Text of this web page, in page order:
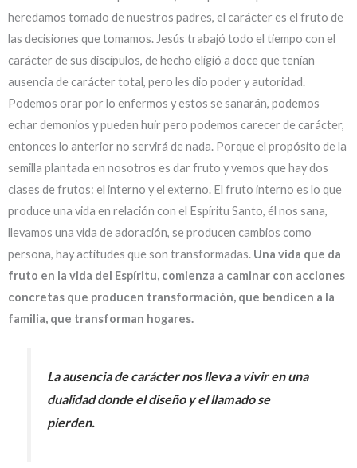
heredamos tomado de nuestros padres, el carácter es el fruto de
las decisiones que tomamos. Jesús trabajó todo el tiempo con el
carácter de sus discípulos, de hecho eligió a doce que tenían
ausencia de carácter total, pero les dio poder y autoridad.
Podemos orar por lo enfermos y estos se sanarán, podemos
echar demonios y pueden huir pero podemos carecer de carácter,
entonces lo anterior no servirá de nada. Porque el propósito de la
semilla plantada en nosotros es dar fruto y vemos que hay dos
clases de frutos: el interno y el externo. El fruto interno es lo que
produce una vida en relación con el Espíritu Santo, él nos sana,
llevamos una vida de adoración, se producen cambios como
persona, hay actitudes que son transformadas. Una vida que da
fruto en la vida del Espíritu, comienza a caminar con acciones
concretas que producen transformación, que bendicen a la
familia, que transforman hogares.
La ausencia de carácter nos lleva a vivir en una
dualidad donde el diseño y el llamado se
pierden.